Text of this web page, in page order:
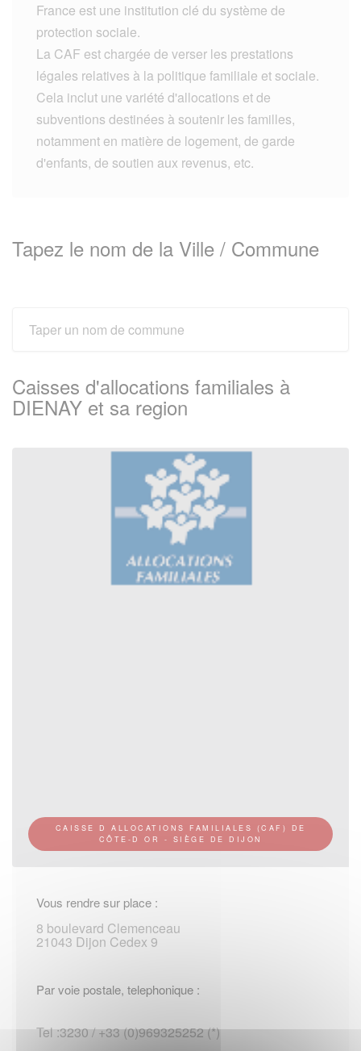
France est une institution clé du système de
protection sociale.
La CAF est chargée de verser les prestations
légales relatives à la politique familiale et sociale.
Cela inclut une variété d'allocations et de
subventions destinées à soutenir les familles,
notamment en matière de logement, de garde
d'enfants, de soutien aux revenus, etc.
Tapez le nom de la Ville / Commune
Caisses d'allocations familiales à
DIENAY et sa region
CAISSE D ALLOCATIONS FAMILIALES (CAF) DE
CÔTE-D OR - SIÈGE DE DIJON
Vous rendre sur place :
8 boulevard Clemenceau
21043 Dijon Cedex 9
Par voie postale, telephonique :
Tel :3230 / +33 (0)969325252 (*)